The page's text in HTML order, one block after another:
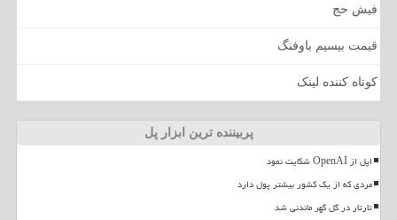
فیش حج
قیمت بیسیم باوفنگ
کوتاه کننده لینک
پربیننده ترین ابزار پل
اپل از OpenAI شکایت نمود
مردی که از یک کشور بیشتر پول دارد
تارتار در گل گهر ماندنی شد